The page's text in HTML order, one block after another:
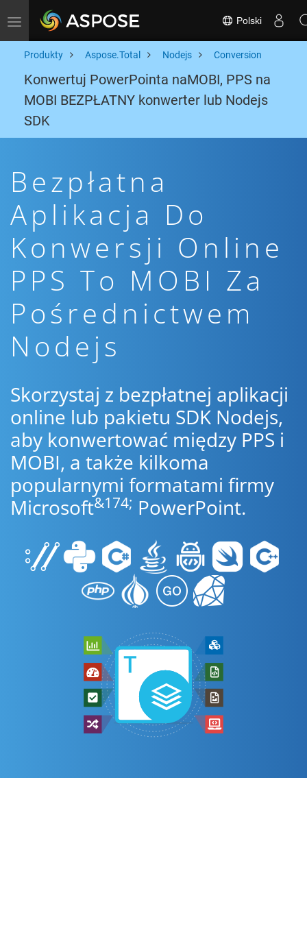
Toggle navigation Polski
Produkty Aspose.Total Nodejs Conversion
Konwertuj PowerPointa naMOBI, PPS na
MOBI BEZPŁATNY konwerter lub Nodejs
SDK
Bezpłatna
Aplikacja Do
Konwersji Online
PPS To MOBI Za
Pośrednictwem
Nodejs
Skorzystaj z bezpłatnej aplikacji
online lub pakietu SDK Nodejs,
aby konwertować między PPS i
MOBI, a także kilkoma
popularnymi formatami firmy
Microsoft&174; PowerPoint.